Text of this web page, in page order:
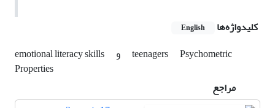
کلیدواژه‌ها
English
emotional literacy skills teenagers
Psychometric
Properties
مراجع